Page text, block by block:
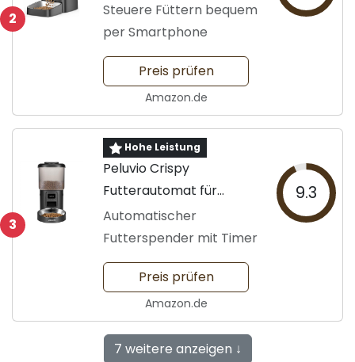
2
Steuere Füttern bequem
per Smartphone
Preis prüfen
Amazon.de
3
Hohe Leistung
Peluvio Crispy
Futterautomat für
Hunde
Automatischer
Futterspender mit Timer
9.3
Preis prüfen
Amazon.de
7 weitere anzeigen ↓